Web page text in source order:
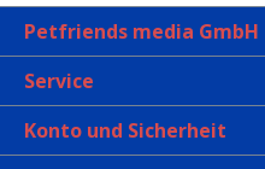
Petfriends media GmbH
Service
Konto und Sicherheit